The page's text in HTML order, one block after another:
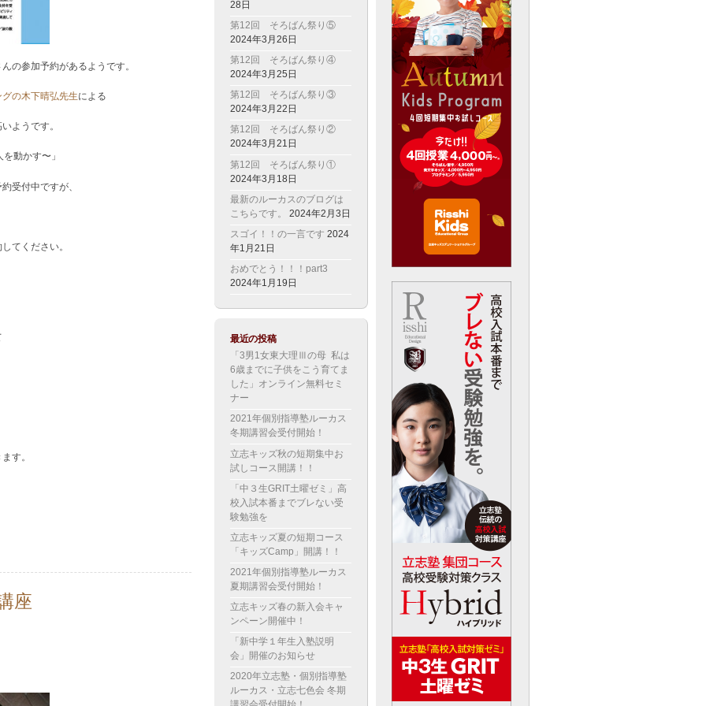
の参加予約があるようです。
の木下晴弘先生による
ようです。
動かす〜」
受付中ですが、
てください。
す。
座
28日
第12回 そろばん祭り⑤
2024年3月26日
第12回 そろばん祭り④
2024年3月25日
第12回 そろばん祭り③
2024年3月22日
第12回 そろばん祭り②
2024年3月21日
第12回 そろばん祭り①
2024年3月18日
最新のルーカスのブログは
こちらです。
2024年2月3日
スゴイ！！の一言です 2024
年1月21日
おめでとう！！！part3
2024年1月19日
最近の投稿
「3男1女東大理Ⅲの母 私は
6歳までに子供をこう育てま
した」オンライン無料セミ
ナー
2021年個別指導塾ルーカス
冬期講習会受付開始！
立志キッズ秋の短期集中お
試しコース開講！！
「中３生GRIT土曜ゼミ」高
校入試本番までブレない受
験勉強を
立志キッズ夏の短期コース
「キッズCamp」開講！！
2021年個別指導塾ルーカス
夏期講習会受付開始！
立志キッズ春の新入会キャ
ンペーン開催中！
「新中学１年生入塾説明
会」開催のお知らせ
2020年立志塾・個別指導塾
ルーカス・立志七色会 冬期